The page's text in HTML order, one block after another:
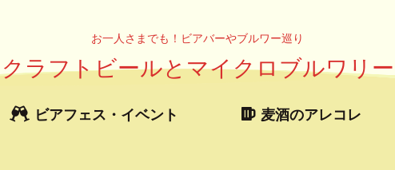
お一人さまでも！ビアバーやブルワー巡り
クラフトビールとマイクロブルワリー
ビアフェス・イベント 麦酒のアレコレ